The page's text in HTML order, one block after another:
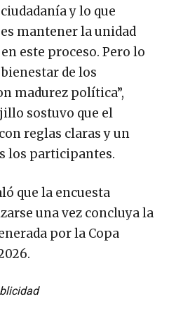
y lo que
mantener la unidad
este proceso. Pero lo
de los
madurez política”,
sostuvo que el
reglas claras y un
los participantes.
que la encuesta
una vez concluya la
por la Copa